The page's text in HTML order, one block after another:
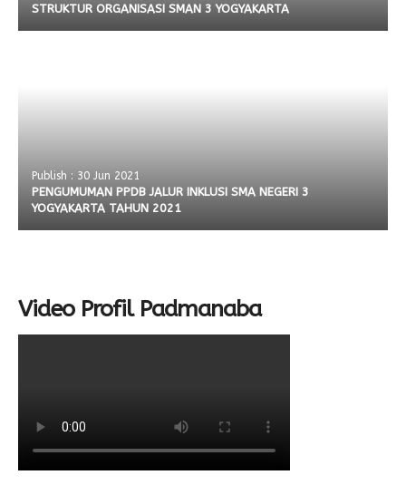
STRUKTUR ORGANISASI SMAN 3 YOGYAKARTA
Publish : 30 Jun 2021
PENGUMUMAN PPDB JALUR INKLUSI SMA NEGERI 3
YOGYAKARTA TAHUN 2021
Video Profil Padmanaba